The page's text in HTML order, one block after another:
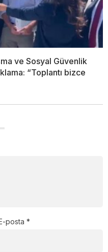
ve Sosyal Güvenlik
“Toplantı bizce
posta*